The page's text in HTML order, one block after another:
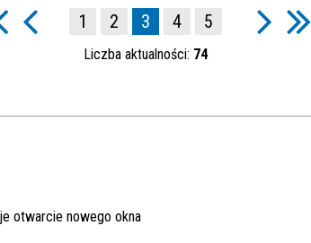
1 2 3 4 5
Liczba aktualności: 74